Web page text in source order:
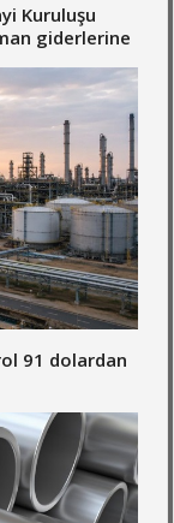
Kuruluşu
giderlerine
91 dolardan